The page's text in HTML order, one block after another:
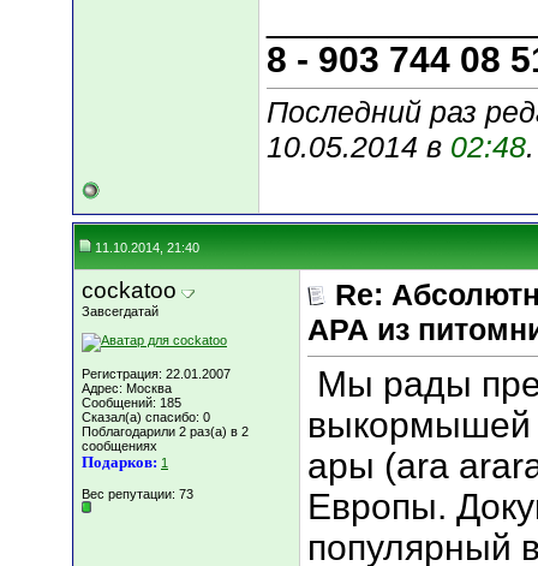
8 - 903 744 08
Последний раз
10.05.2014 в 02:48.
11.10.2014, 21:40
cockatoo
Завсегдатай
Регистрация: 22.01.2007
Адрес: Москва
Сообщений: 185
Сказал(а) спасибо: 0
Поблагодарили 2 раз(а) в 2
сообщениях
Подарков: 1
Вес репутации: 73
Re:
АРА из
Мы рады
выкормышей
ары (ara
Европы.
популярный